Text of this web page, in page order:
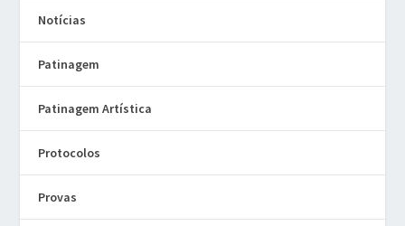
Notícias
Patinagem
Patinagem Artística
Protocolos
Provas